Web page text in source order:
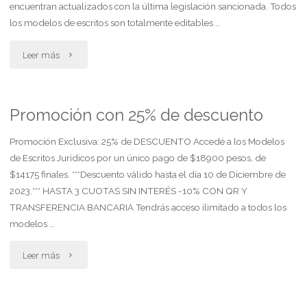
modalidad
encuentran actualizados con la última legislación sancionada. Todos
los modelos de escritos son totalmente editables …
Leer más "Pendrive
acceso
web
a
escritos
Promoción con 25% de descuento
Promoción Exclusiva: 25% de DESCUENTO Accedé a los Modelos
de Escritos Jurídicos por un único pago de $18900 pesos, de
$14175 finales. ***Descuento válido hasta el día 10 de Diciembre de
2023.*** HASTA 3 CUOTAS SIN INTERÉS -10% CON QR Y
TRANSFERENCIA BANCARIA Tendrás acceso ilimitado a todos los
modelos …
Leer más "Promoción